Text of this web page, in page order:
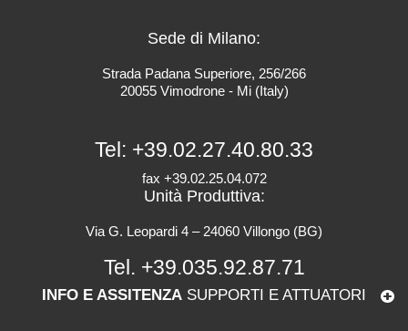
Sede di Milano:
Strada Padana Superiore, 256/266
20055 Vimodrone - Mi (Italy)
Tel: +39.02.27.40.80.33
fax +39.02.25.04.072
Unità Produttiva:
Via G. Leopardi 4 – 24060 Villongo (BG)
Tel. +39.035.92.87.71
INFO E ASSITENZA SUPPORTI E ATTUATORI